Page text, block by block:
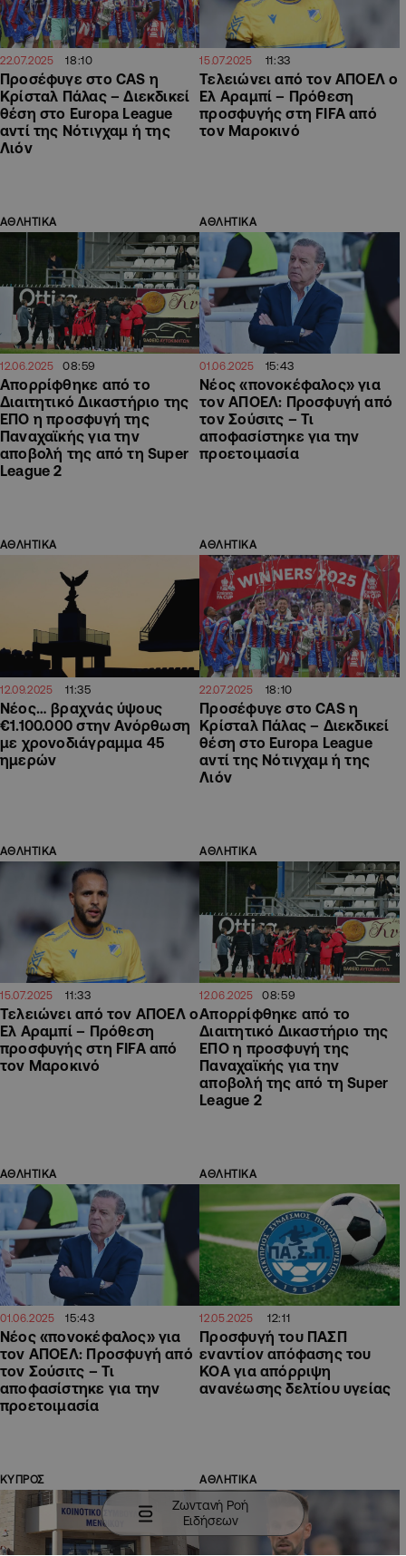
22.07.2025 18:10
Προσέφυγε στο CAS η
Κρίσταλ Πάλας – Διεκδικεί
θέση στο Europa League
αντί της Νότιγχαμ ή της
Λιόν
15.07.2025 11:33
Τελειώνει από τον ΑΠΟΕΛ ο
Ελ Αραμπί – Πρόθεση
προσφυγής στη FIFA από
τον Μαροκινό
ΑΘΛΗΤΙΚΑ
12.06.2025 08:59
Απορρίφθηκε από το
Διαιτητικό Δικαστήριο της
ΕΠΟ η προσφυγή της
Παναχαϊκής για την
αποβολή της από τη Super
League 2
ΑΘΛΗΤΙΚΑ
01.06.2025 15:43
Νέος «πονοκέφαλος» για
τον ΑΠΟΕΛ: Προσφυγή από
τον Σούσιτς – Τι
αποφασίστηκε για την
προετοιμασία
ΑΘΛΗΤΙΚΑ
12.09.2025 11:35
Νέος… βραχνάς ύψους
€1.100.000 στην Ανόρθωση
με χρονοδιάγραμμα 45
ημερών
ΑΘΛΗΤΙΚΑ
22.07.2025 18:10
Προσέφυγε στο CAS η
Κρίσταλ Πάλας – Διεκδικεί
θέση στο Europa League
αντί της Νότιγχαμ ή της
Λιόν
ΑΘΛΗΤΙΚΑ
15.07.2025 11:33
Τελειώνει από τον ΑΠΟΕΛ ο
Ελ Αραμπί – Πρόθεση
προσφυγής στη FIFA από
τον Μαροκινό
ΑΘΛΗΤΙΚΑ
12.06.2025 08:59
Απορρίφθηκε από το
Διαιτητικό Δικαστήριο της
ΕΠΟ η προσφυγή της
Παναχαϊκής για την
αποβολή της από τη Super
League 2
ΑΘΛΗΤΙΚΑ
01.06.2025 15:43
Νέος «πονοκέφαλος» για
τον ΑΠΟΕΛ: Προσφυγή από
τον Σούσιτς – Τι
αποφασίστηκε για την
προετοιμασία
ΑΘΛΗΤΙΚΑ
12.05.2025 12:11
Προσφυγή του ΠΑΣΠ
εναντίον απόφασης του
ΚΟΑ για απόρριψη
ανανέωσης δελτίου υγείας
ΚΥΠΡΟΣ ΑΘΛΗΤΙΚΑ
Ζωντανή Ροή
Ειδήσεων